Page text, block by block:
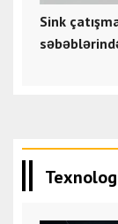
Sink